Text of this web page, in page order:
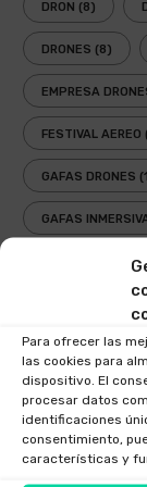
Para ofrecer las
las cookies para
dispositivo. El
procesar datos
identificaciones
consentimiento,
características y
DRON (8)
DRONES (8)
EMPRESA
FESTIVAL AEREO
GAFAS DRONES
GAFAS
NUEVA LEY
OPERADOR